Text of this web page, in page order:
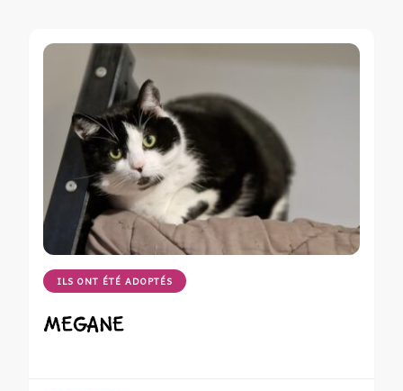
ILS ONT ÉTÉ ADOPTÉS
MEGANE